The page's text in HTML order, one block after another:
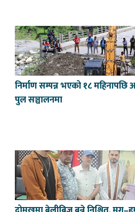
निर्माण सम्पन्न भएको १८
पुल सञ्चालनमा